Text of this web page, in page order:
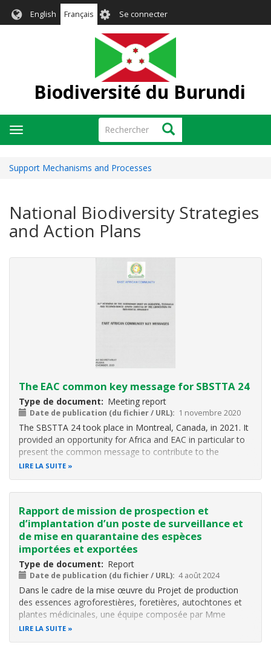
English Français User
account
menu
Se connecter
Biodiversité du Burundi
Rechercher Rechercher
Toggle
navigation
Support Mechanisms and Processes
National Biodiversity Strategies
and Action Plans
The EAC common key message for SBSTTA 24
Type de document Meeting report
Date de publication (du fichier / URL) 1 novembre 2020
The SBSTTA 24 took place in Montreal, Canada, in 2021. It
provided an opportunity for Africa and EAC in particular to
present the common message to contribute to the
development of the post 2020 global biodiversity
LIRE LA SUITE
Rapport de mission de prospection et
d’implantation d’un poste de surveillance et
de mise en quarantaine des espèces
importées et exportées
Type de document Report
Date de publication (du fichier / URL) 4 août 2024
Dans le cadre de la mise œuvre du Projet de production
des essences agroforestières, foretières, autochtones et
plantes médicinales, une équipe composée par Mme
MANIRAKIZA Odette, MASABO Onesphore et
LIRE LA SUITE